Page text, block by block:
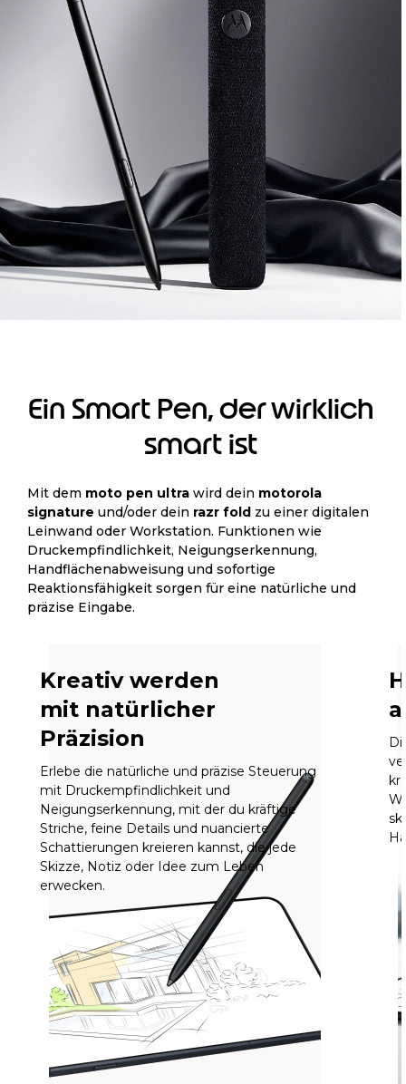
Ein Smart Pen, der wirklich
smart ist
Mit dem moto pen ultra wird dein motorola
signature und/oder dein razr fold zu einer digitalen
Leinwand oder Workstation. Funktionen wie
Druckempfindlichkeit, Neigungserkennung,
Handflächenabweisung und sofortige
Reaktionsfähigkeit sorgen für eine natürliche und
präzise Eingabe.
Kreativ werden
mit natürlicher
Präzision
Erlebe die natürliche und präzise Steuerung
mit Druckempfindlichkeit und
Neigungserkennung, mit der du kräftige
Striche, feine Details und nuancierte
Schattierungen kreieren kannst, die jede
Skizze, Notiz oder Idee zum Leben
erwecken.